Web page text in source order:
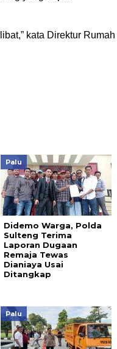
kata Direktur Rumah
Palu
Didemo Warga, Polda
Sulteng Terima
Laporan Dugaan
Remaja Tewas
Dianiaya Usai
Ditangkap
Palu